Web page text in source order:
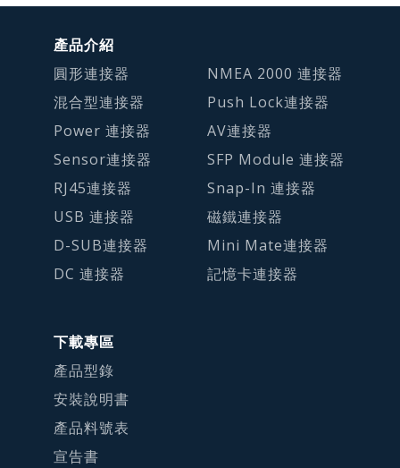
產品介紹
圓形連接器
混合型連接器
Power 連接器
Sensor連接器
RJ45連接器
USB 連接器
D-SUB連接器
DC 連接器
NMEA 2000 連接器
Push Lock連接器
AV連接器
SFP Module 連接器
Snap-In 連接器
磁鐵連接器
Mini Mate連接器
記憶卡連接器
下載專區
產品型錄
安裝說明書
產品料號表
宣告書